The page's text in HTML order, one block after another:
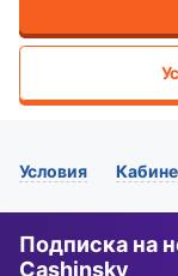
Условия
Подписка на
Cashinsky